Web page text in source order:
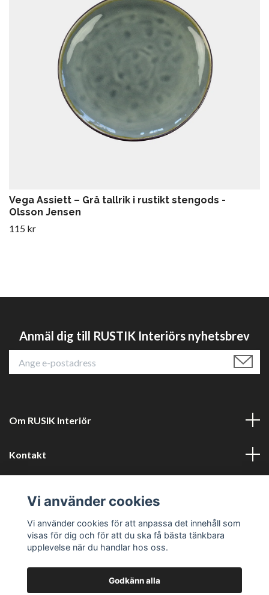
Vega Assiett – Grå tallrik i rustikt stengods -
Olsson Jensen
115 kr
Anmäl dig till RUSTIK Interiörs nyhetsbrev
Om RUSIK Interiör
Kontakt
Sociala medier
Vi använder cookies
Vi använder cookies för att anpassa det innehåll som
visas för dig och för att du ska få bästa tänkbara
upplevelse när du handlar hos oss.
Godkänn alla